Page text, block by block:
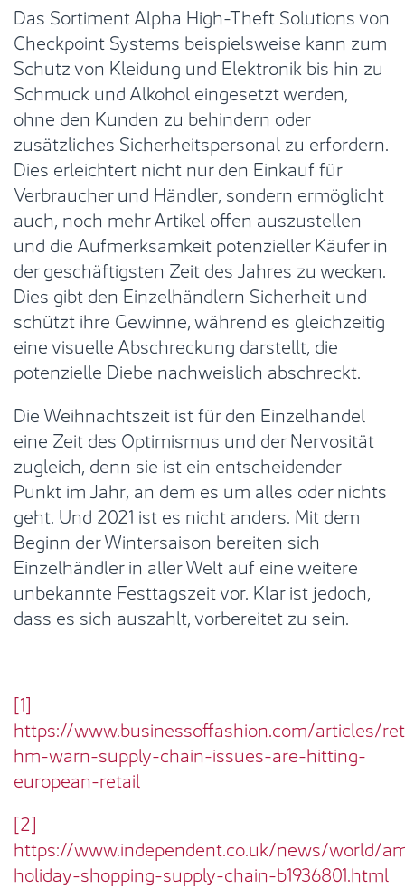
Das Sortiment Alpha High-Theft Solutions von
Checkpoint Systems beispielsweise kann zum
Schutz von Kleidung und Elektronik bis hin zu
Schmuck und Alkohol eingesetzt werden,
ohne den Kunden zu behindern oder
zusätzliches Sicherheitspersonal zu erfordern.
Dies erleichtert nicht nur den Einkauf für
Verbraucher und Händler, sondern ermöglicht
auch, noch mehr Artikel offen auszustellen
und die Aufmerksamkeit potenzieller Käufer in
der geschäftigsten Zeit des Jahres zu wecken.
Dies gibt den Einzelhändlern Sicherheit und
schützt ihre Gewinne, während es gleichzeitig
eine visuelle Abschreckung darstellt, die
potenzielle Diebe nachweislich abschreckt.
Die Weihnachtszeit ist für den Einzelhandel
eine Zeit des Optimismus und der Nervosität
zugleich, denn sie ist ein entscheidender
Punkt im Jahr, an dem es um alles oder nichts
geht. Und 2021 ist es nicht anders. Mit dem
Beginn der Wintersaison bereiten sich
Einzelhändler in aller Welt auf eine weitere
unbekannte Festtagszeit vor. Klar ist jedoch,
dass es sich auszahlt, vorbereitet zu sein.
[1]
https://www.businessoffashion.com/articles/
hm-warn-supply-chain-issues-are-hitting-
european-retail
[2]
https://www.independent.co.uk/news/world/
holiday-shopping-supply-chain-b1936801.html